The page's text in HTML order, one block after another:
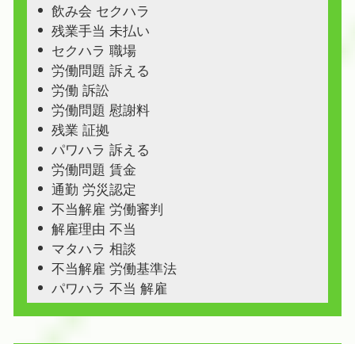
飲み会 セクハラ
残業手当 未払い
セクハラ 職場
労働問題 訴える
労働 訴訟
労働問題 慰謝料
残業 証拠
パワハラ 訴える
労働問題 賃金
通勤 労災認定
不当解雇 労働審判
解雇理由 不当
マタハラ 相談
不当解雇 労働基準法
パワハラ 不当 解雇